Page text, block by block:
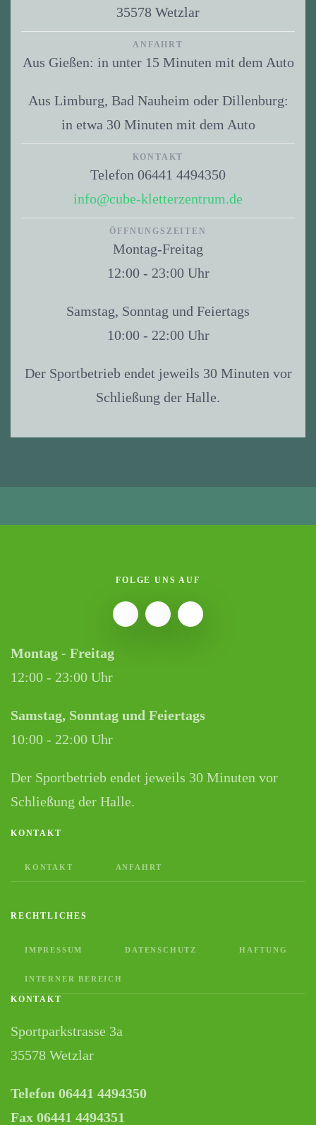
35578 Wetzlar
ANFAHRT
Aus Gießen: in unter 15 Minuten mit dem Auto
Aus Limburg, Bad Nauheim oder Dillenburg:
in etwa 30 Minuten mit dem Auto
KONTAKT
Telefon 06441 4494350
info@cube-kletterzentrum.de
ÖFFNUNGSZEITEN
Montag-Freitag
12:00 - 23:00 Uhr
Samstag, Sonntag und Feiertags
10:00 - 22:00 Uhr
Der Sportbetrieb endet jeweils 30 Minuten vor
Schließung der Halle.
FOLGE UNS AUF
Montag - Freitag
12:00 - 23:00 Uhr
Samstag, Sonntag und Feiertags
10:00 - 22:00 Uhr
Der Sportbetrieb endet jeweils 30 Minuten vor
Schließung der Halle.
KONTAKT
KONTAKT ANFAHRT
RECHTLICHES
IMPRESSUM DATENSCHUTZ HAFTUNG
INTERNER BEREICH
KONTAKT
Sportparkstrasse 3a
35578 Wetzlar
Telefon 06441 4494350
Fax 06441 4494351